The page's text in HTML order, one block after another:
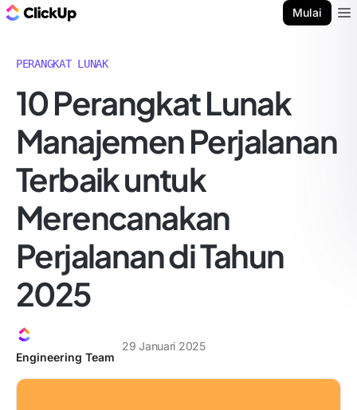
Mulai
PERANGKAT LUNAK
10 Perangkat Lunak
Manajemen Perjalanan
Terbaik untuk
Merencanakan
Perjalanan di Tahun
2025
Engineering Team
29 Januari 2025